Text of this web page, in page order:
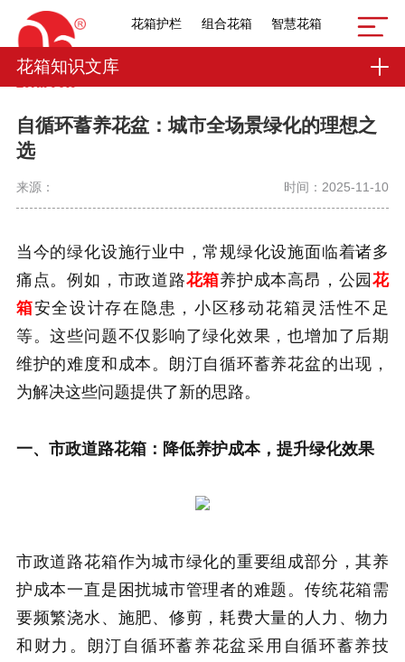
花箱护栏 组合花箱 智慧花箱
花箱知识文库
自循环蓄养花盆：城市全场景绿化的理想之
选
来源： 时间：2025-11-10
当今的绿化设施行业中，常规绿化设施面临着诸多
痛点。例如，市政道路花箱养护成本高昂，公园花
箱安全设计存在隐患，小区移动花箱灵活性不足
等。这些问题不仅影响了绿化效果，也增加了后期
维护的难度和成本。朗汀自循环蓄养花盆的出现，
为解决这些问题提供了新的思路。
一、市政道路花箱：降低养护成本，提升绿化效果
市政道路花箱作为城市绿化的重要组成部分，其养
护成本一直是困扰城市管理者的难题。传统花箱需
要频繁浇水、施肥、修剪，耗费大量的人力、物力
和财力。朗汀自循环蓄养花盆采用自循环蓄养技